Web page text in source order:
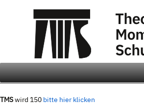
TMSwird 150 bitte hier klicken